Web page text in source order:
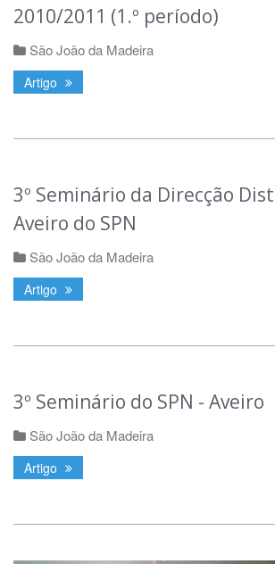
2010/2011 (1.º período)
São João da Madeira
Artigo
3º Seminário da Direcção
Aveiro do SPN
São João da Madeira
Artigo
3º Seminário do SPN - Aveiro
São João da Madeira
Artigo